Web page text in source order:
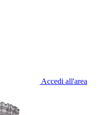
Accedi all'area